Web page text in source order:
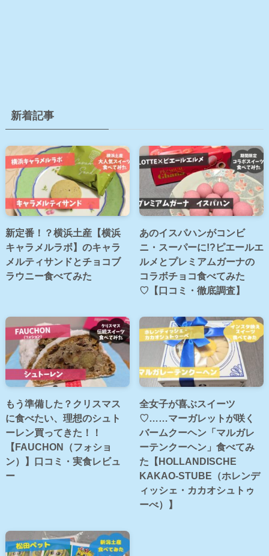
新着記事
新定番！？横浜土産【横浜
キャラメルラボ】のキャラ
メルティサンドとチョコブ
ラウニー食べてみた
あのイスパハンがコンビ
ニ・スーパーに!?ピエールエ
ルメとプレミアムガーナの
コラボチョコ食べてみた
♡【口コミ・徹底調査】
もう準備した？クリスマス
に食べたい、理想のシュト
ーレン買ってきた！！
【FAUCHON（フォショ
ン）】口コミ・実食レビュ
ー
全女子が喜ぶスイーツ
♡……マーガレットが咲く
バームクーヘン「マルガレ
ーテンクーヘン」食べてみ
た【HOLLANDISCHE
KAKAO-STUBE（ホレンデ
ィッシェ・カカオシュトゥ
ーべ）】